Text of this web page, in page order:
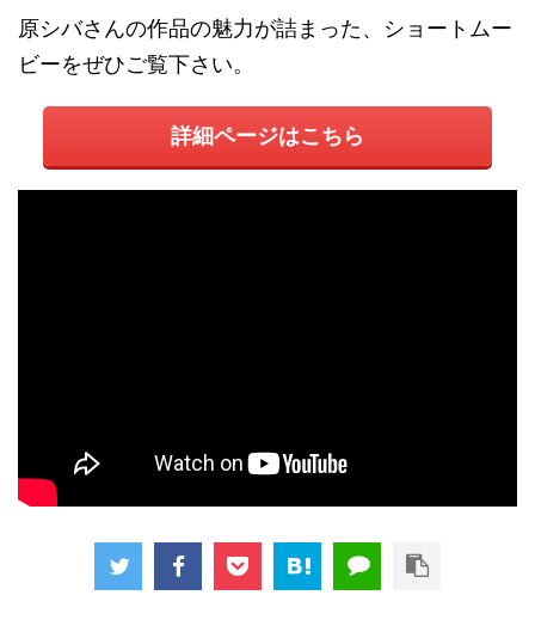
原シバさんの作品の魅力が詰まった、ショートムー
ビーをぜひご覧下さい。
詳細ページはこちら